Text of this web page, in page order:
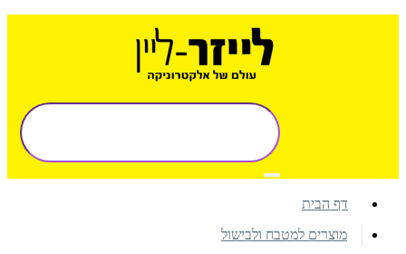
דף הבית
מוצרים למטבח ולבישול